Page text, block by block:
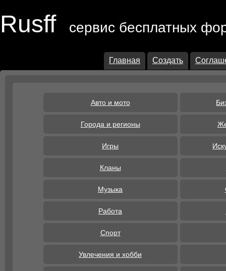
Rusff сервис бесплатных
Главная Создать
Авто и мото
Города и регионы
Игры
Кланы
Музыка
Работа
Спорт
Увлечения и хобби